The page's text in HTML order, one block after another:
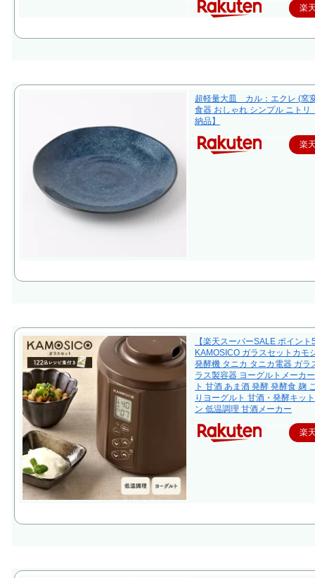
楽
超軽量大皿 カル：エクレ (窯
食器 おしゃれ シンプル ニトリ
納品】
楽
【楽天スーパーSALE ポイント
KAMOSICO ガラスセットカモ
発酵機 タニカ タニカ電器 ガラ
ラス製容器 ヨーグルトメーカ
ト 甘酒 あま酒 発酵 発酵食 麹
りヨーグルト 甘酒・発酵キッ
ン 低温調理 甘酒メーカー
楽